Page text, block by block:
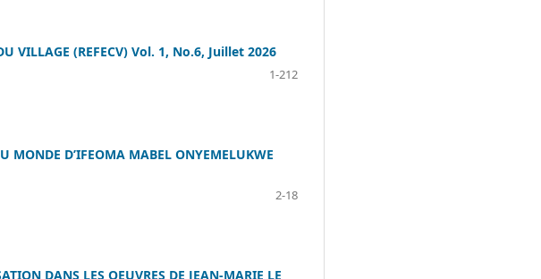
VILLAGE (REFECV) Vol. 1, No.6, Juillet 2026
1-212
MONDE D’IFEOMA MABEL ONYEMELUKWE
2-18
DANS LES OEUVRES DE JEAN-MARIE LE